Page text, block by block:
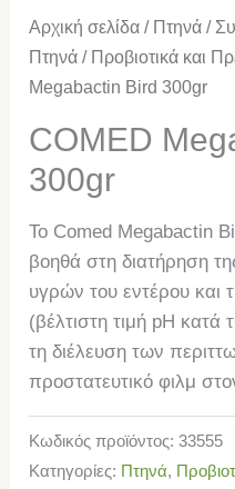
Αρχική σελίδα / Πτηνά /
Πτηνά / Προβιοτικά και
Megabactin Bird 300gr
COMED
300gr
Το Comed Megabactin
βοηθά στη διατήρηση
υγρών του εντέρου και
(βέλτιστη τιμή pH κατά
τη διέλευση των
προστατευτικό φιλμ
Κωδικός προϊόντος:33555
Κατηγορίες: Πτηνά,